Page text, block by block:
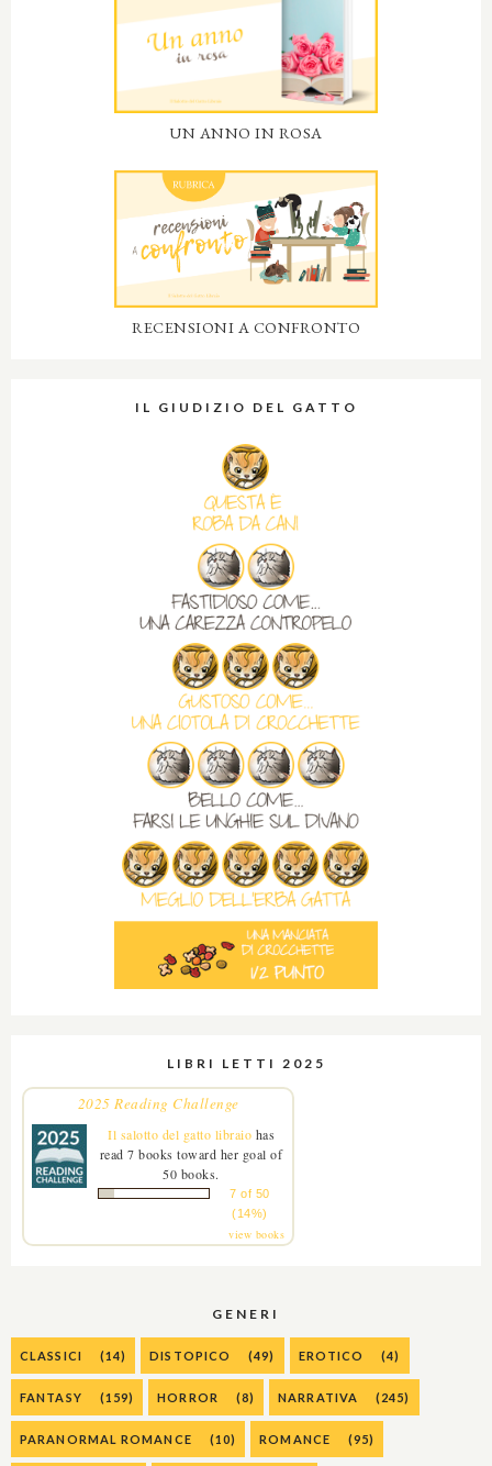
UN ANNO IN ROSA
RECENSIONI A CONFRONTO
IL GIUDIZIO DEL GATTO
LIBRI LETTI 2025
2025 Reading Challenge
Il salotto del gatto libraio has
read 7 books toward her goal of
50 books.
7 of 50
(14%)
view books
GENERI
CLASSICI (14) DISTOPICO (49) EROTICO (4)
FANTASY (159) HORROR (8) NARRATIVA (245)
PARANORMAL ROMANCE (10) ROMANCE (95)